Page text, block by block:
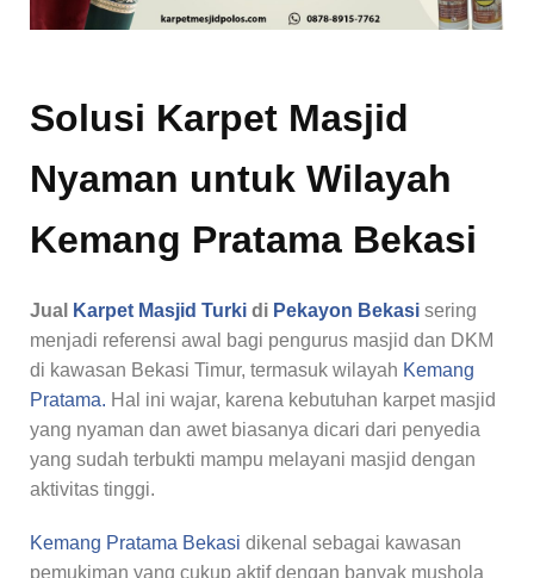
Solusi Karpet Masjid
Nyaman untuk Wilayah
Kemang Pratama Bekasi
Jual Karpet Masjid Turki di Pekayon Bekasi sering
menjadi referensi awal bagi pengurus masjid dan DKM
di kawasan Bekasi Timur, termasuk wilayah Kemang
Pratama. Hal ini wajar, karena kebutuhan karpet masjid
yang nyaman dan awet biasanya dicari dari penyedia
yang sudah terbukti mampu melayani masjid dengan
aktivitas tinggi.
Kemang Pratama Bekasi dikenal sebagai kawasan
pemukiman yang cukup aktif dengan banyak mushola